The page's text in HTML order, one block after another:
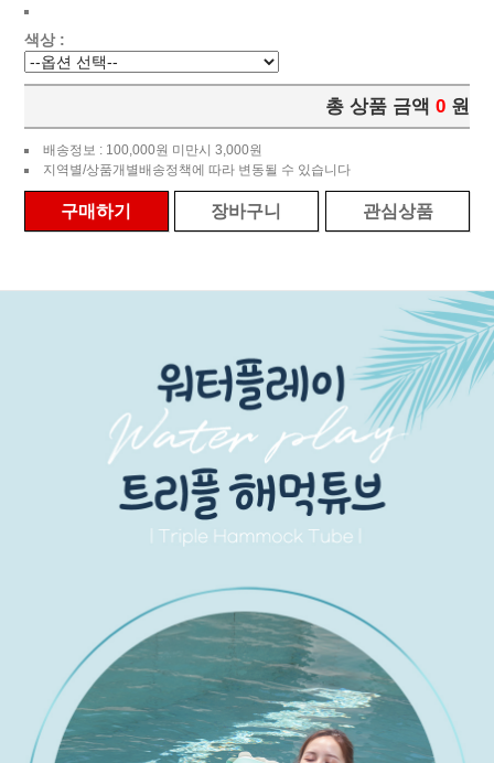
색상 :
총 상품 금액 0 원
배송정보 : 100,000원 미만시 3,000원
지역별/상품개별배송정책에 따라 변동될 수 있습니다
구매하기 장바구니 관심상품